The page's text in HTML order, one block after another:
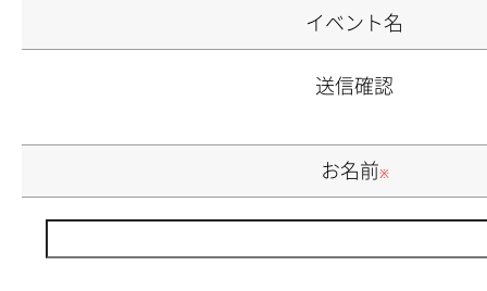
イベント名
送信確認
お名前※